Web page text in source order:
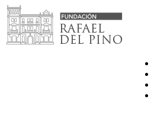
Saltar
al
contenido